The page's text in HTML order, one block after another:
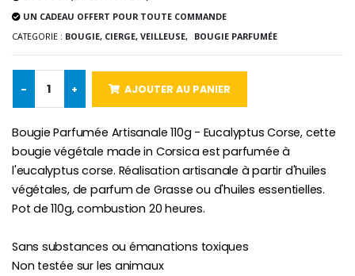
-10%
Bougie de Neuvaine Contre le Mal - Saint Michel
€5.50 €4.95
Lot de 20 Bougies de Neuvaine Blanches
€78.00 €58.50
€9.90
€130.00
€2.50
UN CADEAU OFFERT POUR TOUTE COMMANDE
CATEGORIE : BOUGIE, CIERGE, VEILLEUSE, BOUGIE PARFUMÉE
- + AJOUTER AU PANIER
Bougie Parfumée Artisanale 110g - Eucalyptus Corse, cette
bougie végétale made in Corsica est parfumée à
l'eucalyptus corse. Réalisation artisanale à partir d'huiles
végétales, de parfum de Grasse ou d'huiles essentielles.
Pot de 110g, combustion 20 heures.
Sans substances ou émanations toxiques
Non testée sur les animaux